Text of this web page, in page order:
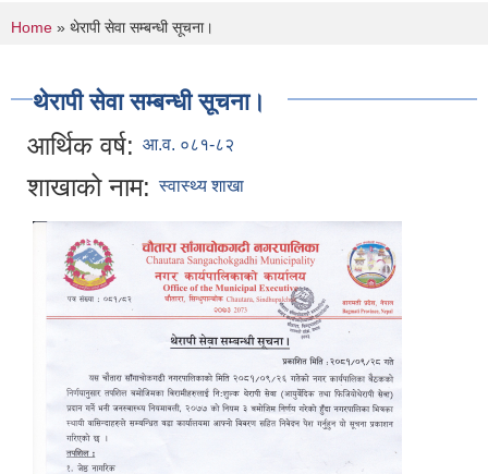
You are here
Home » थेरापी सेवा सम्बन्धी सूचना।
थेरापी सेवा सम्बन्धी सूचना।
आर्थिक वर्ष: आ.व. ०८१-८२
शाखाको नाम: स्वास्थ्य शाखा